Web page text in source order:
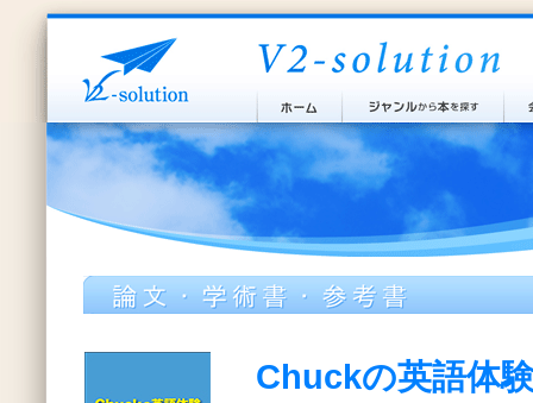
Chuckの英語体